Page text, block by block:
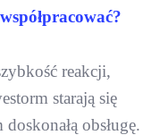
reakcji,
starają się
obsługę.